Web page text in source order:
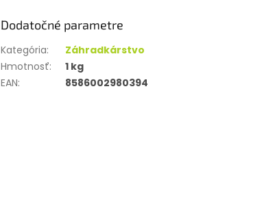
Dodatočné parametre
Kategória:
Záhradkárstvo
Hmotnosť:
1 kg
EAN: 8586002980394